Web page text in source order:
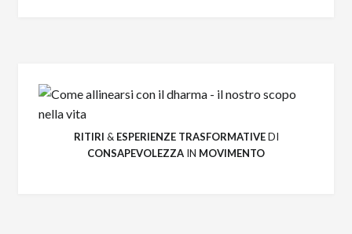
RITIRI & ESPERIENZE TRASFORMATIVEDI
CONSAPEVOLEZZA IN MOVIMENTO
annullare l'iscrizione in qualsiasi momento.